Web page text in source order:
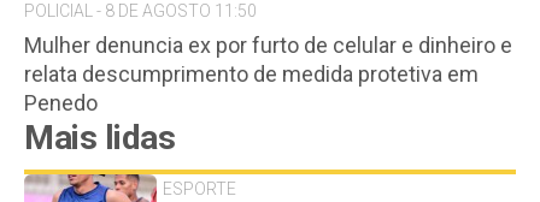
POLICIAL - 8 DE AGOSTO 11:50
Mulher denuncia ex por furto de celular e dinheiro e
relata descumprimento de medida protetiva em
Penedo
Mais lidas
ESPORTE